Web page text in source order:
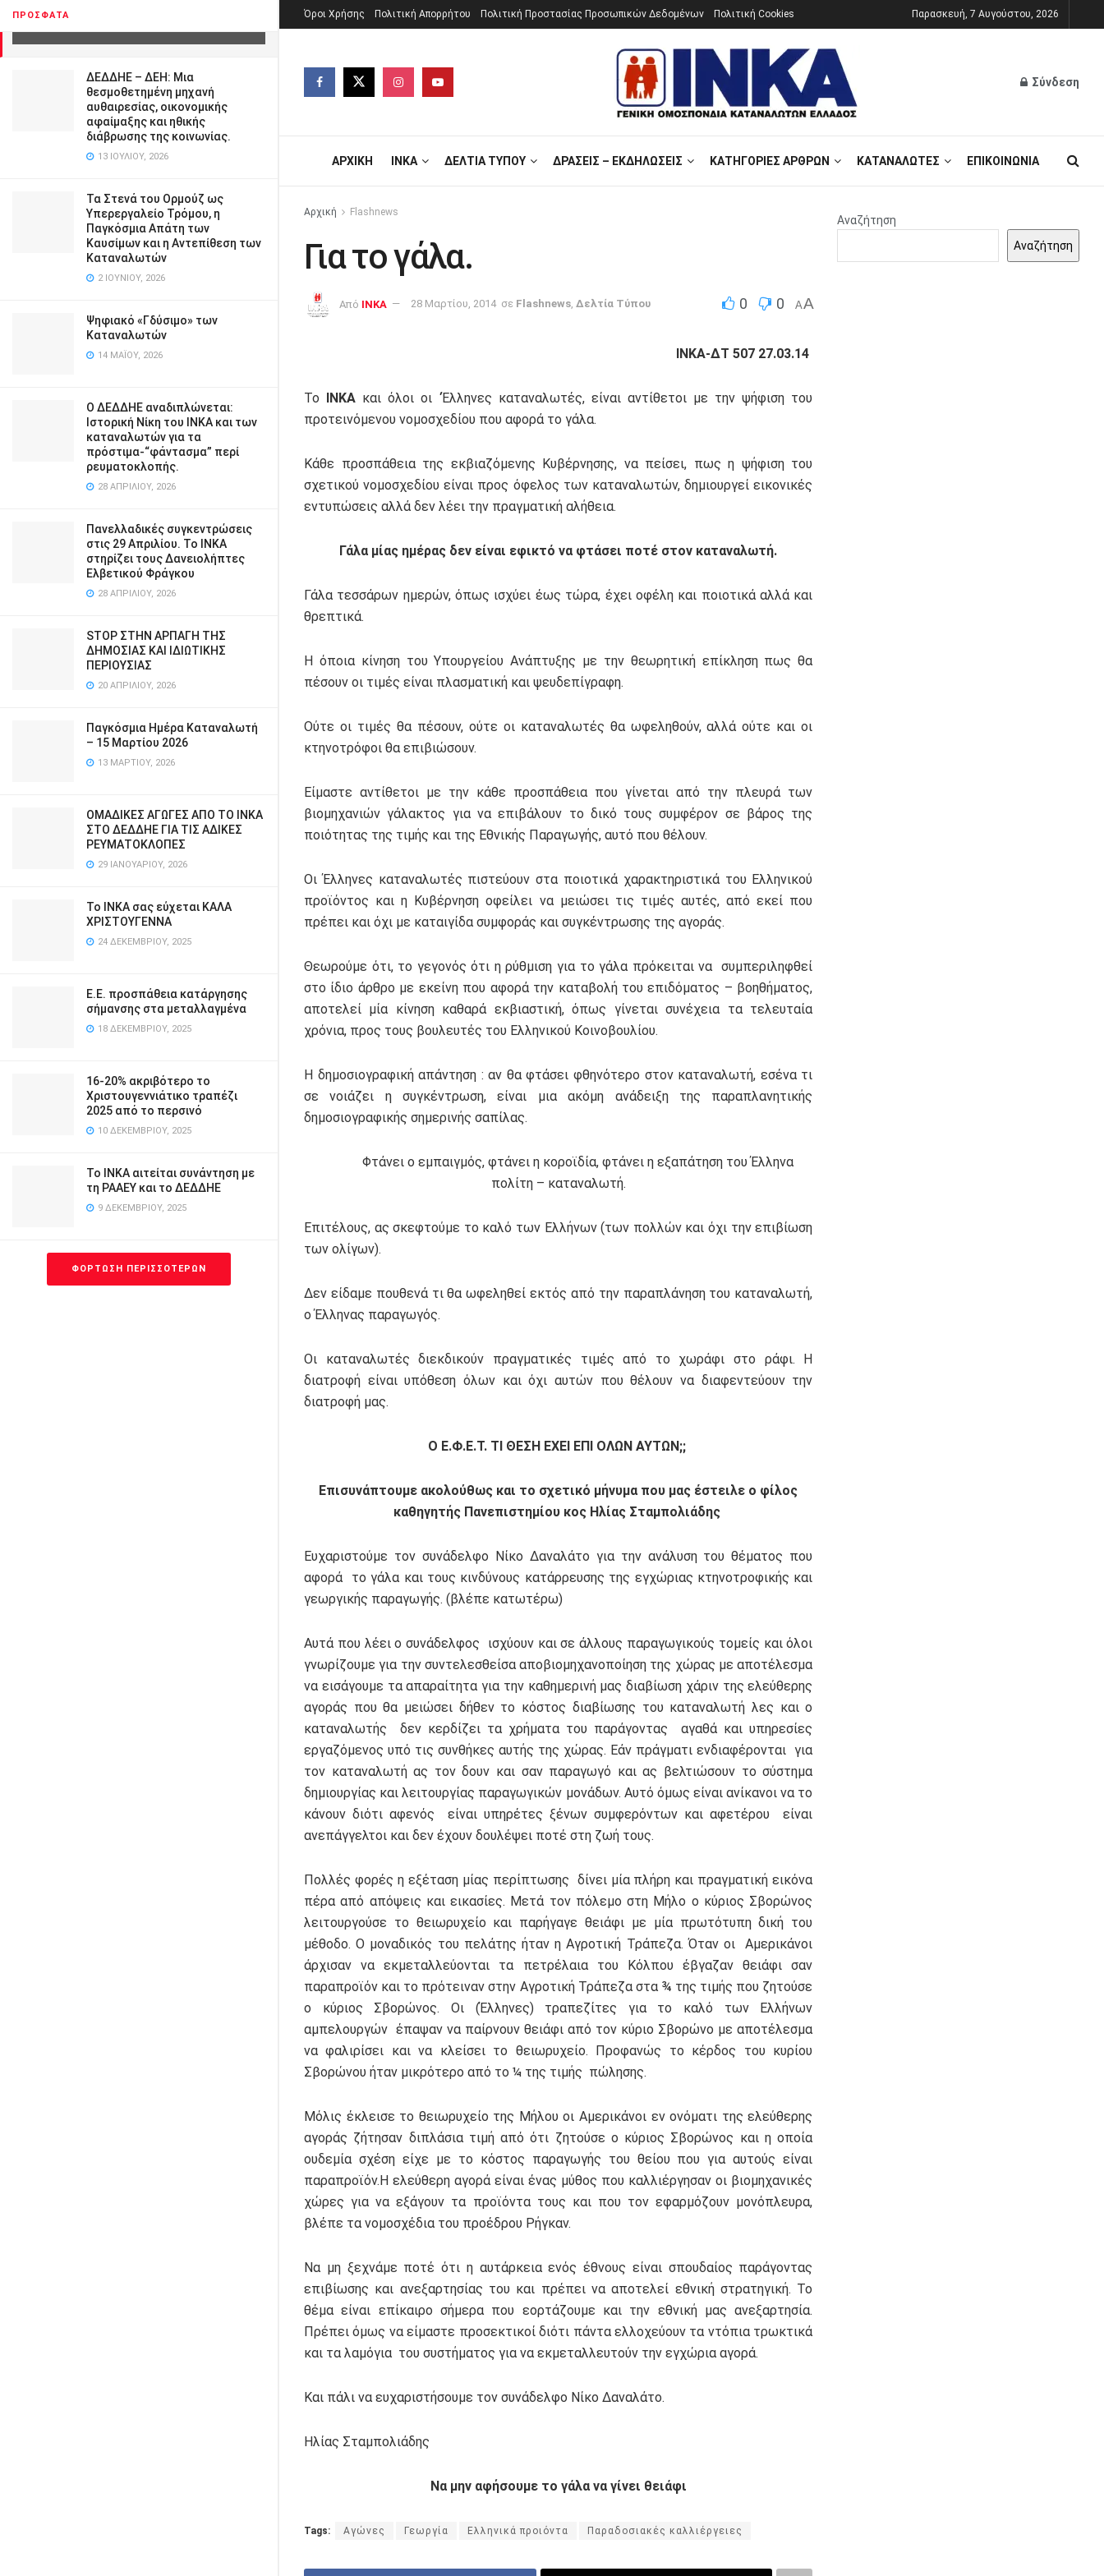
ΠΡΌΣΦΑΤΑ
ΔΕΔΔΗΕ – ΔΕΗ: Μια
θεσμοθετημένη μηχανή
αυθαιρεσίας, οικονομικής
αφαίμαξης και ηθικής
διάβρωσης της κοινωνίας.
13 ΙΟΥΛΊΟΥ, 2026
Τα Στενά του Ορμούζ ως
Υπερεργαλείο Τρόμου, η
Παγκόσμια Απάτη των
Καυσίμων και η Αντεπίθεση των
Καταναλωτών
2 ΙΟΥΝΊΟΥ, 2026
Ψηφιακό «Γδύσιμο» των
Καταναλωτών
14 ΜΑΪ́ΟΥ, 2026
Ο ΔΕΔΔΗΕ αναδιπλώνεται:
Ιστορική Νίκη του ΙΝΚΑ και των
καταναλωτών για τα
πρόστιμα-“φάντασμα” περί
ρευματοκλοπής.
28 ΑΠΡΙΛΊΟΥ, 2026
Πανελλαδικές συγκεντρώσεις
στις 29 Απριλίου. Το ΙΝΚΑ
στηρίζει τους Δανειολήπτες
Ελβετικού Φράγκου
28 ΑΠΡΙΛΊΟΥ, 2026
STOP ΣΤΗΝ ΑΡΠΑΓΗ ΤΗΣ
ΔΗΜΟΣΙΑΣ ΚΑΙ ΙΔΙΩΤΙΚΗΣ
ΠΕΡΙΟΥΣΙΑΣ
20 ΑΠΡΙΛΊΟΥ, 2026
Παγκόσμια Ημέρα Καταναλωτή
– 15 Μαρτίου 2026
13 ΜΑΡΤΊΟΥ, 2026
ΟΜΑΔΙΚΕΣ ΑΓΩΓΕΣ ΑΠΟ ΤΟ ΙΝΚΑ
ΣΤΟ ΔΕΔΔΗΕ ΓΙΑ ΤΙΣ ΑΔΙΚΕΣ
ΡΕΥΜΑΤΟΚΛΟΠΕΣ
29 ΙΑΝΟΥΑΡΊΟΥ, 2026
Το ΙΝΚΑ σας εύχεται ΚΑΛΑ
ΧΡΙΣΤΟΥΓΕΝΝΑ
24 ΔΕΚΕΜΒΡΊΟΥ, 2025
Ε.Ε. προσπάθεια κατάργησης
σήμανσης στα μεταλλαγμένα
18 ΔΕΚΕΜΒΡΊΟΥ, 2025
16-20% ακριβότερο το
Χριστουγεννιάτικο τραπέζι
2025 από το περσινό
10 ΔΕΚΕΜΒΡΊΟΥ, 2025
Το ΙΝΚΑ αιτείται συνάντηση με
τη ΡΑΑΕΥ και το ΔΕΔΔΗΕ
9 ΔΕΚΕΜΒΡΊΟΥ, 2025
ΦΌΡΤΩΣΗ ΠΕΡΙΣΣΌΤΕΡΩΝ
Όροι Χρήσης Πολιτική Aπορρήτου Πολιτική Προστασίας Προσωπικών Δεδομένων Πολιτική Cookies Παρασκευή, 7 Αυγούστου, 2026
Σύνδεση
ΑΡΧΙΚΉ ΙΝΚΑ ΔΕΛΤΊΑ ΤΎΠΟΥ ΔΡΆΣΕΙΣ – ΕΚΔΗΛΏΣΕΙΣ ΚΑΤΗΓΟΡΊΕΣ ΆΡΘΡΩΝ ΚΑΤΑΝΑΛΩΤΈΣ ΕΠΙΚΟΙΝΩΝΊΑ
Αρχική Flashnews
Για το γάλα.
Από INKA 28 Μαρτίου, 2014 σε Flashnews, Δελτία Τύπου 0 0 AA
ΙΝΚΑ-ΔΤ 507 27.03.14
Το ΙΝΚΑ και όλοι οι ‘Έλληνες καταναλωτές, είναι αντίθετοι με την ψήφιση του
προτεινόμενου νομοσχεδίου που αφορά το γάλα.
Κάθε προσπάθεια της εκβιαζόμενης Κυβέρνησης, να πείσει, πως η ψήφιση του
σχετικού νομοσχεδίου είναι προς όφελος των καταναλωτών, δημιουργεί εικονικές
εντυπώσεις αλλά δεν λέει την πραγματική αλήθεια.
Γάλα μίας ημέρας δεν είναι εφικτό να φτάσει ποτέ στον καταναλωτή.
Γάλα τεσσάρων ημερών, όπως ισχύει έως τώρα, έχει οφέλη και ποιοτικά αλλά και
θρεπτικά.
Η όποια κίνηση του Υπουργείου Ανάπτυξης με την θεωρητική επίκληση πως θα
πέσουν οι τιμές είναι πλασματική και ψευδεπίγραφη.
Ούτε οι τιμές θα πέσουν, ούτε οι καταναλωτές θα ωφεληθούν, αλλά ούτε και οι
κτηνοτρόφοι θα επιβιώσουν.
Είμαστε αντίθετοι με την κάθε προσπάθεια που γίνεται από την πλευρά των
βιομηχανιών γάλακτος για να επιβάλουν το δικό τους συμφέρον σε βάρος της
ποιότητας της τιμής και της Εθνικής Παραγωγής, αυτό που θέλουν.
Οι Έλληνες καταναλωτές πιστεύουν στα ποιοτικά χαρακτηριστικά του Ελληνικού
προϊόντος και η Κυβέρνηση οφείλει να μειώσει τις τιμές αυτές, από εκεί που
πρέπει και όχι με καταιγίδα συμφοράς και συγκέντρωσης της αγοράς.
Θεωρούμε ότι, το γεγονός ότι η ρύθμιση για το γάλα πρόκειται να συμπεριληφθεί
στο ίδιο άρθρο με εκείνη που αφορά την καταβολή του επιδόματος – βοηθήματος,
αποτελεί μία κίνηση καθαρά εκβιαστική, όπως γίνεται συνέχεια τα τελευταία
χρόνια, προς τους βουλευτές του Ελληνικού Κοινοβουλίου.
Η δημοσιογραφική απάντηση : αν θα φτάσει φθηνότερο στον καταναλωτή, εσένα τι
σε νοιάζει η συγκέντρωση, είναι μια ακόμη ανάδειξη της παραπλανητικής
δημοσιογραφικής σημερινής σαπίλας.
Φτάνει ο εμπαιγμός, φτάνει η κοροϊδία, φτάνει η εξαπάτηση του Έλληνα
πολίτη – καταναλωτή.
Επιτέλους, ας σκεφτούμε το καλό των Ελλήνων (των πολλών και όχι την επιβίωση
των ολίγων).
Δεν είδαμε πουθενά τι θα ωφεληθεί εκτός από την παραπλάνηση του καταναλωτή,
ο Έλληνας παραγωγός.
Οι καταναλωτές διεκδικούν πραγματικές τιμές από το χωράφι στο ράφι. Η
διατροφή είναι υπόθεση όλων και όχι αυτών που θέλουν να διαφεντεύουν την
διατροφή μας.
O Ε.Φ.Ε.Τ. ΤΙ ΘΕΣΗ ΕΧΕΙ ΕΠΙ ΟΛΩΝ ΑΥΤΩΝ;;
Επισυνάπτουμε ακολούθως και το σχετικό μήνυμα που μας έστειλε ο φίλος
καθηγητής Πανεπιστημίου κος Ηλίας Σταμπολιάδης
Ευχαριστούμε τον συνάδελφο Νίκο Δαναλάτο για την ανάλυση του θέματος που
αφορά το γάλα και τους κινδύνους κατάρρευσης της εγχώριας κτηνοτροφικής και
γεωργικής παραγωγής. (βλέπε κατωτέρω)
Αυτά που λέει ο συνάδελφος ισχύουν και σε άλλους παραγωγικούς τομείς και όλοι
γνωρίζουμε για την συντελεσθείσα αποβιομηχανοποίηση της χώρας με αποτέλεσμα
να εισάγουμε τα απαραίτητα για την καθημερινή μας διαβίωση χάριν της ελεύθερης
αγοράς που θα μειώσει δήθεν το κόστος διαβίωσης του καταναλωτή λες και ο
καταναλωτής δεν κερδίζει τα χρήματα του παράγοντας αγαθά και υπηρεσίες
εργαζόμενος υπό τις συνθήκες αυτής της χώρας. Εάν πράγματι ενδιαφέρονται για
τον καταναλωτή ας τον δουν και σαν παραγωγό και ας βελτιώσουν το σύστημα
δημιουργίας και λειτουργίας παραγωγικών μονάδων. Αυτό όμως είναι ανίκανοι να το
κάνουν διότι αφενός είναι υπηρέτες ξένων συμφερόντων και αφετέρου είναι
ανεπάγγελτοι και δεν έχουν δουλέψει ποτέ στη ζωή τους.
Πολλές φορές η εξέταση μίας περίπτωσης δίνει μία πλήρη και πραγματική εικόνα
πέρα από απόψεις και εικασίες. Μετά τον πόλεμο στη Μήλο ο κύριος Σβορώνος
λειτουργούσε το θειωρυχείο και παρήγαγε θειάφι με μία πρωτότυπη δική του
μέθοδο. Ο μοναδικός του πελάτης ήταν η Αγροτική Τράπεζα. Όταν οι Αμερικάνοι
άρχισαν να εκμεταλλεύονται τα πετρέλαια του Κόλπου έβγαζαν θειάφι σαν
παραπροϊόν και το πρότειναν στην Αγροτική Τράπεζα στα ¾ της τιμής που ζητούσε
ο κύριος Σβορώνος. Οι (Έλληνες) τραπεζίτες για το καλό των Ελλήνων
αμπελουργών έπαψαν να παίρνουν θειάφι από τον κύριο Σβορώνο με αποτέλεσμα
να φαλιρίσει και να κλείσει το θειωρυχείο. Προφανώς το κέρδος του κυρίου
Σβορώνου ήταν μικρότερο από το ¼ της τιμής πώλησης.
Μόλις έκλεισε το θειωρυχείο της Μήλου οι Αμερικάνοι εν ονόματι της ελεύθερης
αγοράς ζήτησαν διπλάσια τιμή από ότι ζητούσε ο κύριος Σβορώνος και η οποία
ουδεμία σχέση είχε με το κόστος παραγωγής του θείου που για αυτούς είναι
παραπροϊόν.Η ελεύθερη αγορά είναι ένας μύθος που καλλιέργησαν οι βιομηχανικές
χώρες για να εξάγουν τα προϊόντα τους και που τον εφαρμόζουν μονόπλευρα,
βλέπε τα νομοσχέδια του προέδρου Ρήγκαν.
Να μη ξεχνάμε ποτέ ότι η αυτάρκεια ενός έθνους είναι σπουδαίος παράγοντας
επιβίωσης και ανεξαρτησίας του και πρέπει να αποτελεί εθνική στρατηγική. Το
θέμα είναι επίκαιρο σήμερα που εορτάζουμε και την εθνική μας ανεξαρτησία.
Πρέπει όμως να είμαστε προσεκτικοί διότι πάντα ελλοχεύουν τα ντόπια τρωκτικά
και τα λαμόγια του συστήματος για να εκμεταλλευτούν την εγχώρια αγορά.
Και πάλι να ευχαριστήσουμε τον συνάδελφο Νίκο Δαναλάτο.
Ηλίας Σταμπολιάδης
Να μην αφήσουμε το γάλα να γίνει θειάφι
Tags: Αγώνες Γεωργία Ελληνικά προιόντα Παραδοσιακές καλλιέργειες
Αναζήτηση
Αναζήτηση